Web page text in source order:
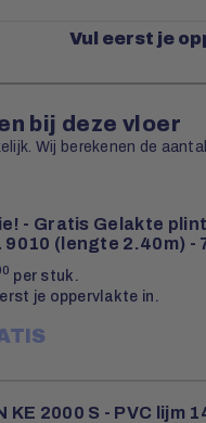
Vul eerst je
bij deze vloer
Wij berekenen de
- Gratis Gelakte
9010 (lengte 2.40m) -
per stuk.
je oppervlakte in.
KE 2000 S - PVC lijm